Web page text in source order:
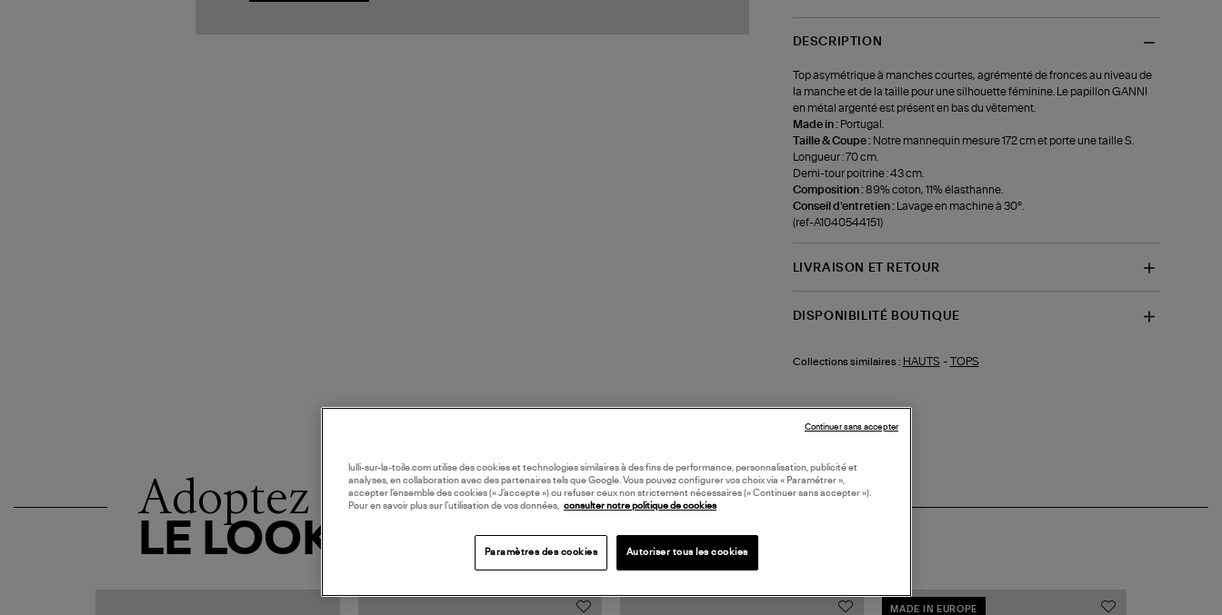
DESCRIPTION
Top asymétrique à manches courtes, agrémenté de fronces au niveau de
la manche et de la taille pour une silhouette féminine. Le papillon GANNI
en métal argenté est présent en bas du vêtement.
Made in : Portugal.
Taille & Coupe : Notre mannequin mesure 172 cm et porte une taille S.
Longueur : 70 cm.
Demi-tour poitrine : 43 cm.
Composition :89% coton, 11% élasthanne.
Conseil d'entretien :
Lavage en machine à 30°.
(ref-A1040544151)
LIVRAISON ET RETOUR
DISPONIBILITÉ BOUTIQUE
Collections similaires : HAUTS - TOPS
Adoptez
LE LOOK
MADE IN EUROPE
lulli-sur-la-toile.com utilise des cookies et technologies similaires à des fins de performance, personnalisation, publicité et
analyses, en collaboration avec des partenaires tels que Google. Vous pouvez configurer vos choix via « Paramétrer »,
accepter l’ensemble des cookies (« J’accepte ») ou refuser ceux non strictement nécessaires (« Continuer sans accepter »).
Pour en savoir plus sur l’utilisation de vos données, consulter notre politique de cookies
Paramètres des cookies Autoriser tous les cookies
Continuer sans accepter